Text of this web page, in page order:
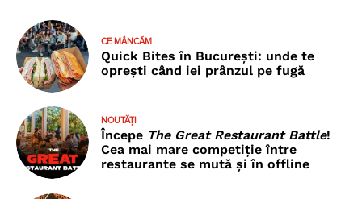
CE MÂNCĂM
Quick Bites în București: unde te
oprești când iei prânzul pe fugă
NOUTĂȚI
Începe The Great Restaurant Battle!
Cea mai mare competiție între
restaurante se mută și în offline